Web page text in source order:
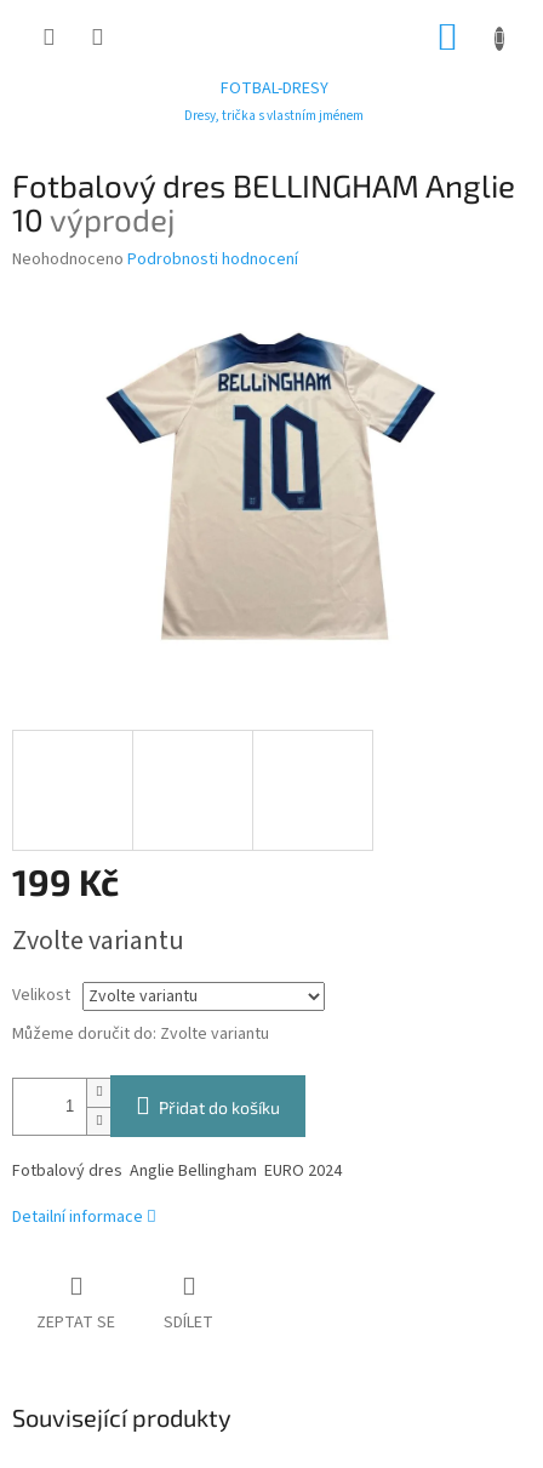
FOTBAL-DRESY
Dresy, trička s vlastním jménem
Fotbalový dres BELLINGHAM Anglie
10 výprodej
Průměrné
Neohodnoceno Podrobnosti hodnocení
199 Kč
cena:
Zvolte variantu
Velikost
Můžeme doručit do: Zvolte variantu
Přidat do košíku
Fotbalový dres Anglie Bellingham EURO 2024
Detailní informace
ZEPTAT SE SDÍLET
Související produkty